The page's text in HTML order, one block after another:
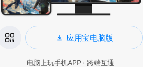
应用宝电脑版
电脑上玩手机APP · 跨端互通